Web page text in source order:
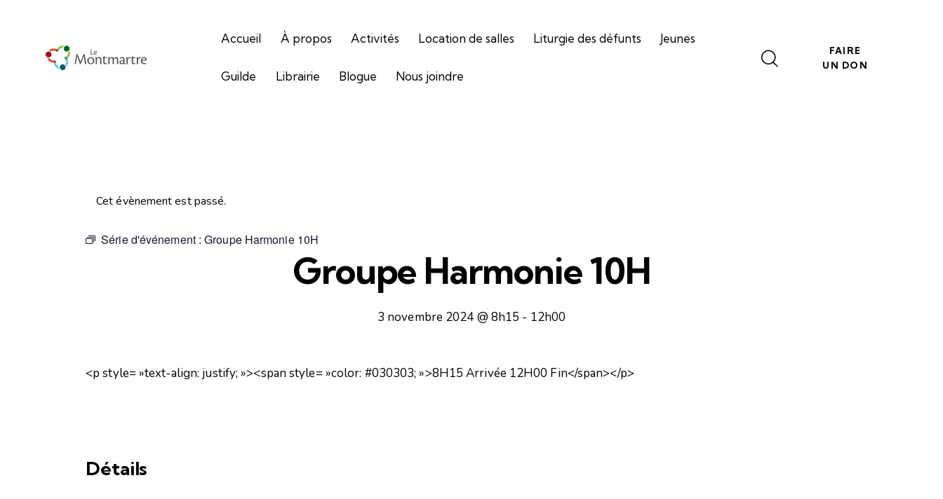
Accueil À propos Activités Location de salles Liturgie des défunts Jeunes
Guilde Librairie Blogue Nous joindre
FAIRE
UN DON
Cet évènement est passé.
Série d'événement :Groupe Harmonie 10H
Groupe Harmonie 10H
3 novembre 2024 @ 8h15 - 12h00
<p style= »text-align: justify; »><span style= »color: #030303; »>8H15 Arrivée 12H00 Fin</span></p>
Détails